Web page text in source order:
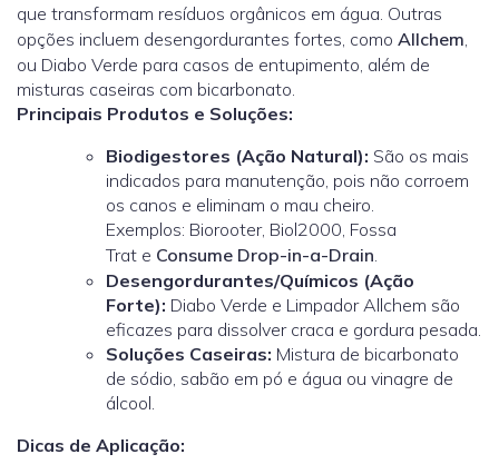
que transformam resíduos orgânicos em água. Outras
opções incluem desengordurantes fortes, como Allchem
ou Diabo Verde para casos de entupimento, além de
misturas caseiras com bicarbonato.
Principais Produtos e Soluções:
Biodigestores (Ação Natural): São os mais
indicados para manutenção, pois não corroem
os canos e eliminam o mau cheiro.
Exemplos: Biorooter, Biol2000, Fossa
Trat e Consume Drop-in-a-Drain
Desengordurantes/Químicos (Ação
Forte): Diabo Verde e Limpador Allchem são
eficazes para dissolver craca e gordura pesada.
Soluções Caseiras: Mistura de bicarbonato
de sódio, sabão em pó e água ou vinagre de
álcool.
Dicas de Aplicação: